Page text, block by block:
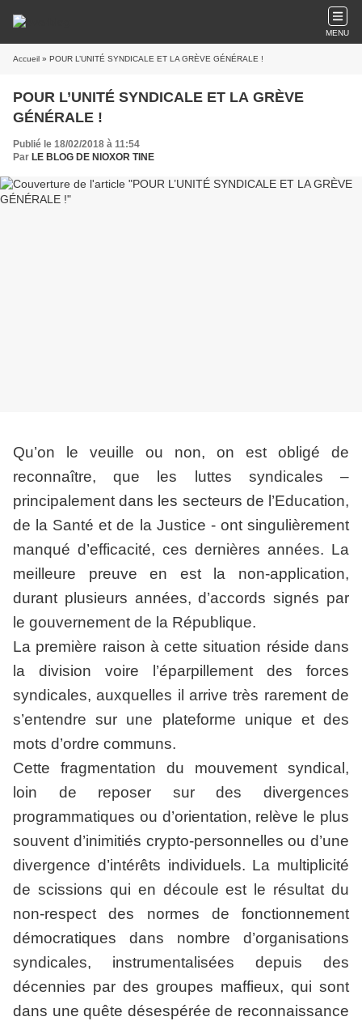
MENU
Accueil » POUR L’UNITÉ SYNDICALE ET LA GRÈVE GÉNÉRALE !
POUR L’UNITÉ SYNDICALE ET LA GRÈVE
GÉNÉRALE !
Publié le 18/02/2018 à 11:54
Par LE BLOG DE NIOXOR TINE
Qu’on le veuille ou non, on est obligé de
reconnaître, que les luttes syndicales –
principalement dans les secteurs de l’Education,
de la Santé et de la Justice - ont singulièrement
manqué d’efficacité, ces dernières années. La
meilleure preuve en est la non-application,
durant plusieurs années, d’accords signés par
le gouvernement de la République.
La première raison à cette situation réside dans
la division voire l’éparpillement des forces
syndicales, auxquelles il arrive très rarement de
s’entendre sur une plateforme unique et des
mots d’ordre communs.
Cette fragmentation du mouvement syndical,
loin de reposer sur des divergences
programmatiques ou d’orientation, relève le plus
souvent d’inimitiés crypto-personnelles ou d’une
divergence d’intérêts individuels. La multiplicité
de scissions qui en découle est le résultat du
non-respect des normes de fonctionnement
démocratiques dans nombre d’organisations
syndicales, instrumentalisées depuis des
décennies par des groupes maffieux, qui sont
dans une quête désespérée de reconnaissance